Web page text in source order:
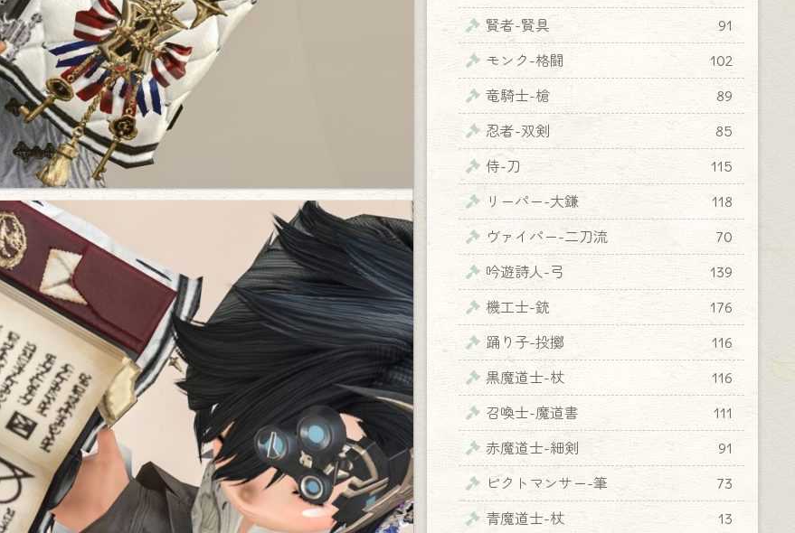
賢者-賢具
91
モンク-格闘
102
竜騎士-槍
89
忍者-双剣
85
侍-刀
115
リーパー-大鎌
118
ヴァイパー-二刀流
70
吟遊詩人-弓
139
機工士-銃
176
踊り子-投擲
116
黒魔道士-杖
116
召喚士-魔道書
111
赤魔道士-細剣
91
ピクトマンサー-筆
73
青魔道士-杖
13